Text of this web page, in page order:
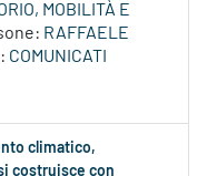
MOBILITÀ E
RAFFAELE
COMUNICATI
climatico,
costruisce con